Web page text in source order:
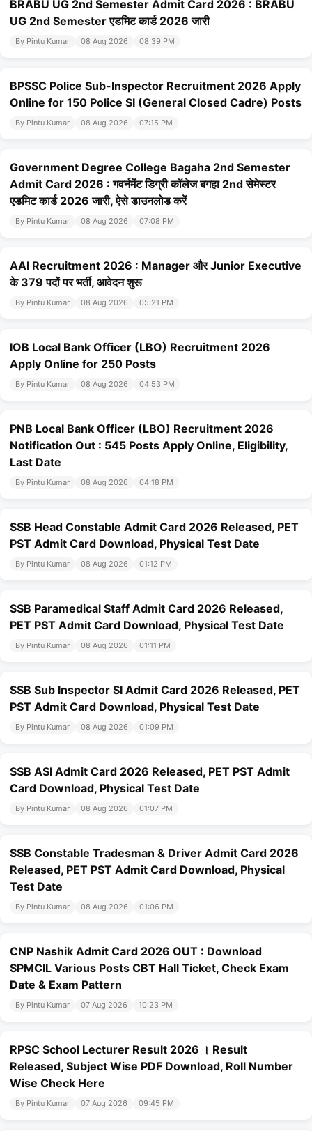
BRABU UG 2nd Semester Admit Card 2026 : BRABU
UG 2nd Semester एडमिट कार्ड 2026 जारी
By Pintu Kumar 08 Aug 2026 08:39 PM
BPSSC Police Sub-Inspector Recruitment 2026 Apply
Online for 150 Police SI (General Closed Cadre) Posts
By Pintu Kumar 08 Aug 2026 07:15 PM
Government Degree College Bagaha 2nd Semester
Admit Card 2026 : गवर्नमेंट डिग्री कॉलेज बगहा 2nd सेमेस्टर
एडमिट कार्ड 2026 जारी, ऐसे डाउनलोड करें
By Pintu Kumar 08 Aug 2026 07:08 PM
AAI Recruitment 2026 : Manager और Junior Executive
के 379 पदों पर भर्ती, आवेदन शुरू
By Pintu Kumar 08 Aug 2026 05:21 PM
IOB Local Bank Officer (LBO) Recruitment 2026
Apply Online for 250 Posts
By Pintu Kumar 08 Aug 2026 04:53 PM
PNB Local Bank Officer (LBO) Recruitment 2026
Notification Out : 545 Posts Apply Online, Eligibility,
Last Date
By Pintu Kumar 08 Aug 2026 04:18 PM
SSB Head Constable Admit Card 2026 Released, PET
PST Admit Card Download, Physical Test Date
By Pintu Kumar 08 Aug 2026 01:12 PM
SSB Paramedical Staff Admit Card 2026 Released,
PET PST Admit Card Download, Physical Test Date
By Pintu Kumar 08 Aug 2026 01:11 PM
SSB Sub Inspector SI Admit Card 2026 Released, PET
PST Admit Card Download, Physical Test Date
By Pintu Kumar 08 Aug 2026 01:09 PM
SSB ASI Admit Card 2026 Released, PET PST Admit
Card Download, Physical Test Date
By Pintu Kumar 08 Aug 2026 01:07 PM
SSB Constable Tradesman & Driver Admit Card 2026
Released, PET PST Admit Card Download, Physical
Test Date
By Pintu Kumar 08 Aug 2026 01:06 PM
CNP Nashik Admit Card 2026 OUT : Download
SPMCIL Various Posts CBT Hall Ticket, Check Exam
Date & Exam Pattern
By Pintu Kumar 07 Aug 2026 10:23 PM
RPSC School Lecturer Result 2026 । Result
Released, Subject Wise PDF Download, Roll Number
Wise Check Here
By Pintu Kumar 07 Aug 2026 09:45 PM